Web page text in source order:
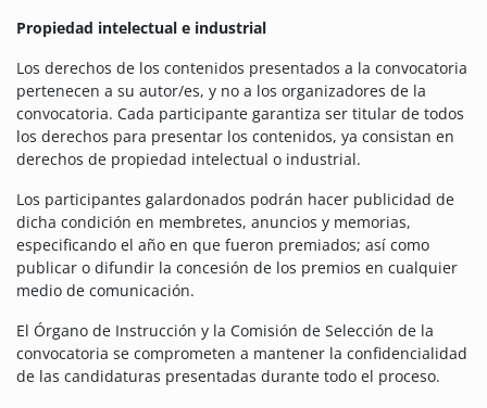
Propiedad intelectual e industrial
Los derechos de los contenidos presentados a la convocatoria
pertenecen a su autor/es, y no a los organizadores de la
convocatoria. Cada participante garantiza ser titular de todos
los derechos para presentar los contenidos, ya consistan en
derechos de propiedad intelectual o industrial.
Los participantes galardonados podrán hacer publicidad de
dicha condición en membretes, anuncios y memorias,
especificando el año en que fueron premiados; así como
publicar o difundir la concesión de los premios en cualquier
medio de comunicación.
El Órgano de Instrucción y la Comisión de Selección de la
convocatoria se comprometen a mantener la confidencialidad
de las candidaturas presentadas durante todo el proceso.